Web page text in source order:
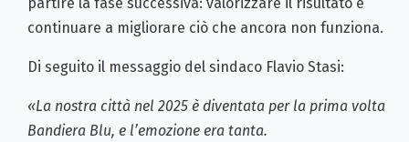
continuare a migliorare ciò che ancora non funziona.
Di seguito il messaggio del sindaco Flavio Stasi:
«La nostra città nel 2025 è diventata per la prima volta
Bandiera Blu, e l’emozione era tanta.